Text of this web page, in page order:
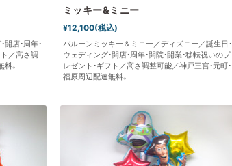
店・周年・
ト／高さ調
。
ミッキー&ミニー
¥12,100(税込)
バルーンミッキー＆ミニー／ディズニー／誕生日・
ウェディング・開店・周年・開院・開業・移転祝いのプ
レゼント・ギフト／高さ調整可能／神戸三宮・元町・
福原周辺配達無料。